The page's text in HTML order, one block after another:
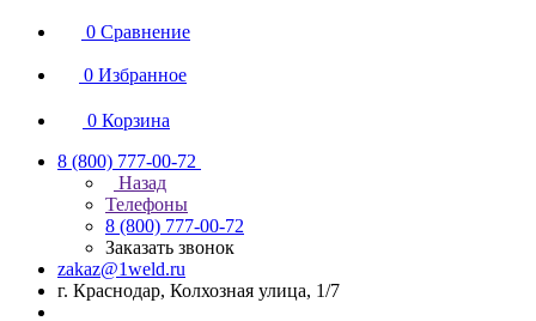
0 Сравнение
0 Избранное
0 Корзина
8 (800) 777-00-72
Назад
Телефоны
8 (800) 777-00-72
Заказать звонок
zakaz@1weld.ru
г. Краснодар, Колхозная улица, 1/7